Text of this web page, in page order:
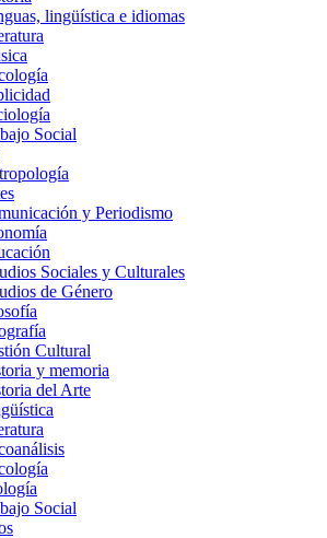
lingüística e idiomas
Social
y Periodismo
Sociales y Culturales
de Género
Cultural
y memoria
del Arte
Social